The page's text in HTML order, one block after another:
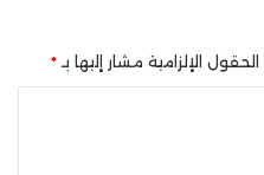
الحقول الإلزامية مشار إليها بـ*